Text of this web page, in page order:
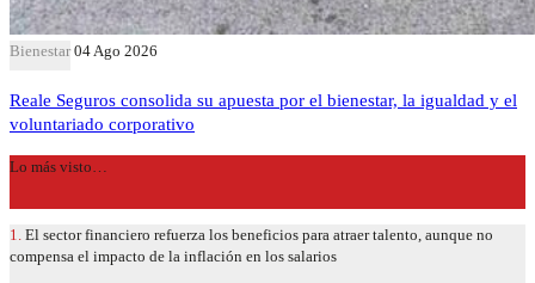
Bienestar 04 Ago 2026
Reale Seguros consolida su apuesta por el bienestar, la igualdad y el
voluntariado corporativo
Lo más visto…
1. El sector financiero refuerza los beneficios para atraer talento, aunque no
compensa el impacto de la inflación en los salarios